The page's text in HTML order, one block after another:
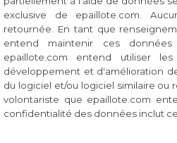
exclusive de epaillote.com.
retournée. En tant que
entend maintenir ces données
epaillote.com entend utiliser
développement et d'amélioration
du logiciel et/ou logiciel similaire ou
volontariste que epaillote.com
confidentialité des données inclut ce